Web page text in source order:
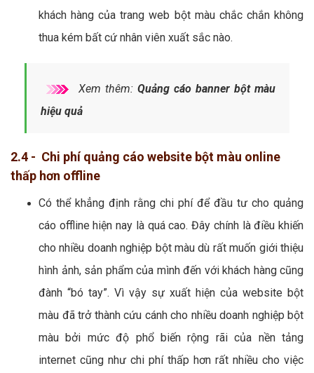
khách hàng của trang web bột màu chắc chắn không
thua kém bất cứ nhân viên xuất sắc nào.
Xem thêm: Quảng cáo banner bột màu
hiệu quả
2.4 - Chi phí quảng cáo website bột màu online
thấp hơn offline
Có thể khẳng định rằng chi phí để đầu tư cho quảng
cáo offline hiện nay là quá cao. Đây chính là điều khiến
cho nhiều doanh nghiệp bột màu dù rất muốn giới thiệu
hình ảnh, sản phẩm của mình đến với khách hàng cũng
đành “bó tay”. Vì vậy sự xuất hiện của website bột
màu đã trở thành cứu cánh cho nhiều doanh nghiệp bột
màu bởi mức độ phổ biến rộng rãi của nền tảng
internet cũng như chi phí thấp hơn rất nhiều cho việc